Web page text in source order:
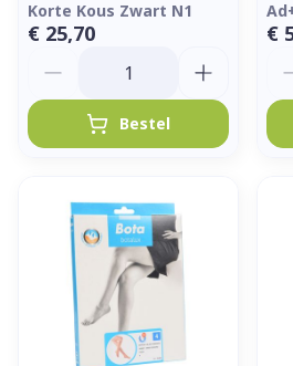
Korte Kous Zwart N1
€ 25,70
Bestel
€